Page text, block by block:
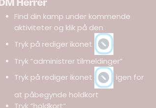
DM Herrer
Find din kamp under kommende
aktiviteter og klik på den
Tryk på rediger ikonet
Tryk ”administrer tilmeldinger”
Tryk på rediger ikonet
igen for
at påbegynde holdkort